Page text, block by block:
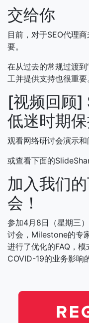
交给你
目前，对于SEO代理
要。
在从过去的常规过渡
工并提供支持也很重要
[视频回顾]
低迷时期
观看网络研讨会演示和
或查看下面的
加入我们
会！
参加4月8日（星期三
讨会，Milestone的专
进行了优化的FAQ，
COVID-19的业务影响